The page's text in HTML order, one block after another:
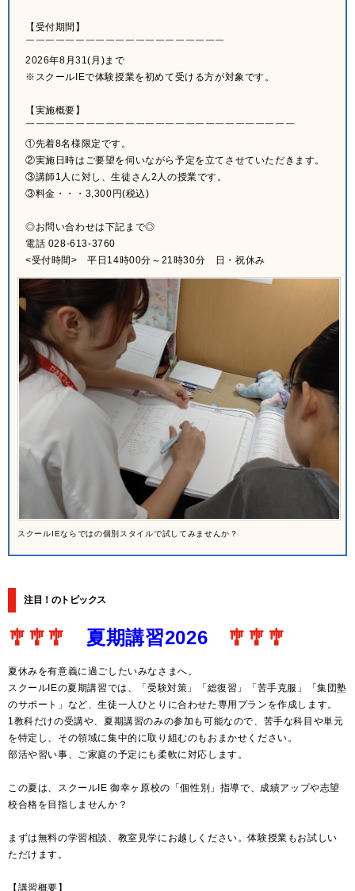
【受付期間】
￣￣￣￣￣￣￣￣￣￣￣￣￣￣￣￣￣￣￣￣
2026年8月31(月)まで
※スクールIEで体験授業を初めて受ける方が対象です。
【実施概要】
￣￣￣￣￣￣￣￣￣￣￣￣￣￣￣￣￣￣￣￣￣￣￣￣￣￣￣
①先着8名様限定です。
②実施日時はご要望を伺いながら予定を立てさせていただきます。
③講師1人に対し、生徒さん2人の授業です。
③料金・・・3,300円(税込)
◎お問い合わせは下記まで◎
電話 028-613-3760
<受付時間> 平日14時00分～21時30分 日・祝休み
スクールIEならではの個別スタイルで試してみませんか？
注目！のトピックス
🎐🎐🎐 夏期講習2026 🎐🎐🎐
夏休みを有意義に過ごしたいみなさまへ。
スクールIEの夏期講習では、「受験対策」「総復習」「苦手克服」「集団塾
のサポート」など、生徒一人ひとりに合わせた専用プランを作成します。
1教科だけの受講や、夏期講習のみの参加も可能なので、苦手な科目や単元
を特定し、その領域に集中的に取り組むのもおまかせください。
部活や習い事、ご家庭の予定にも柔軟に対応します。
この夏は、スクールIE 御幸ヶ原校の「個性別」指導で、成績アップや志望
校合格を目指しませんか？
まずは無料の学習相談、教室見学にお越しください。体験授業もお試しい
ただけます。
【講習概要】